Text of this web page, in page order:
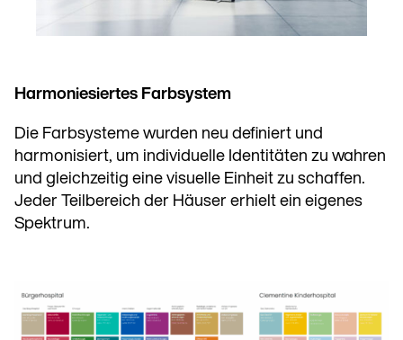
Harmoniesiertes Farbsystem
Die Farbsysteme wurden neu definiert und
harmonisiert, um individuelle Identitäten zu wahren
und gleichzeitig eine visuelle Einheit zu schaffen.
Jeder Teilbereich der Häuser erhielt ein eigenes
Spektrum.